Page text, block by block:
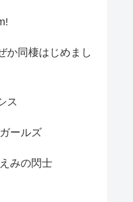
か同棲はじめまし
ス
ールズ
みの閃士